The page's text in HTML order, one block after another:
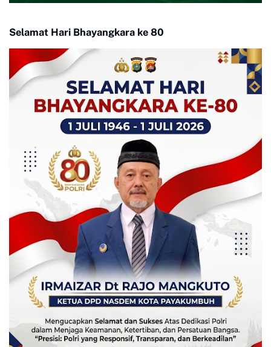
Selamat Hari Bhayangkara ke 80